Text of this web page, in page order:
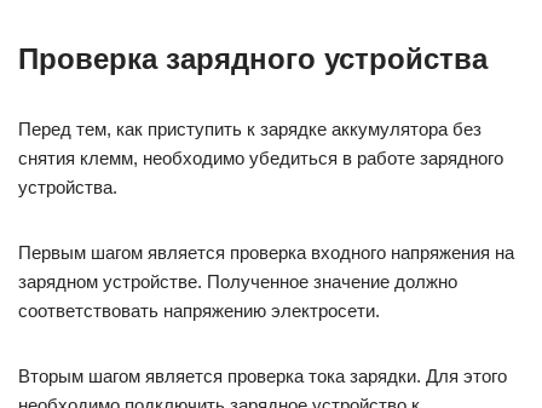
Проверка зарядного устройства
Перед тем, как приступить к зарядке аккумулятора без
снятия клемм, необходимо убедиться в работе зарядного
устройства.
Первым шагом является проверка входного напряжения на
зарядном устройстве. Полученное значение должно
соответствовать напряжению электросети.
Вторым шагом является проверка тока зарядки. Для этого